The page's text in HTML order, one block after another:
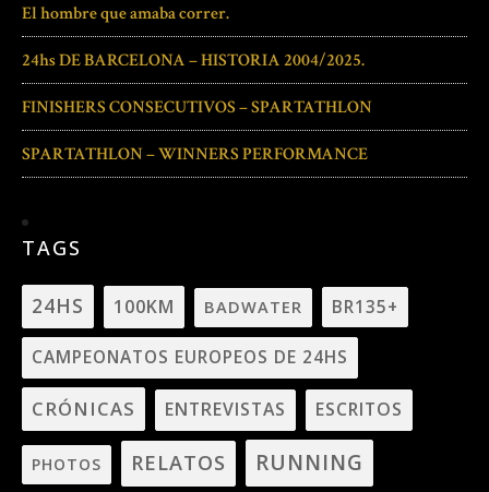
El hombre que amaba correr.
24hs DE BARCELONA – HISTORIA 2004/2025.
FINISHERS CONSECUTIVOS – SPARTATHLON
SPARTATHLON – WINNERS PERFORMANCE
TAGS
24HS 100KM BADWATER BR135+
CAMPEONATOS EUROPEOS DE 24HS
CRÓNICAS ENTREVISTAS ESCRITOS
PHOTOS RELATOS RUNNING